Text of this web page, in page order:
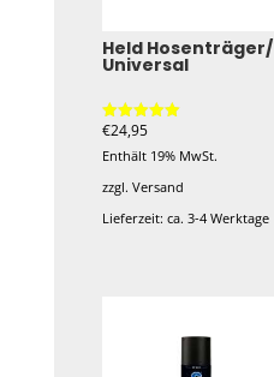
Held Hosenträger/
Universal
Bewertet mit
von 5
€24,95
Enthält 19% MwSt.
zzgl.Versand
Lieferzeit: ca. 3-4 Werktage